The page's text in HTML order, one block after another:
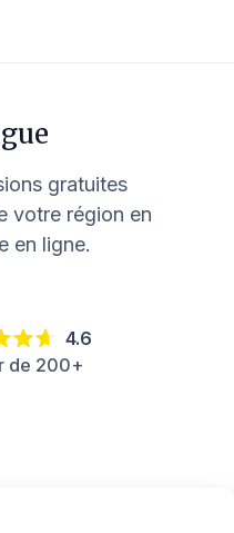
gratuites
votre région en
en ligne.
4.6
de 200+